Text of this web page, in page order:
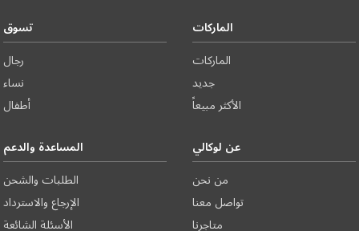
تسوق
رجال
نساء
أطفال
الماركات
الماركات
جديد
الأكثر مبيعاً
المساعدة والدعم
الطلبات والشحن
الإرجاع والاسترداد
الأسئلة الشائعة
عن لوكالي
من نحن
تواصل معنا
متاجرنا